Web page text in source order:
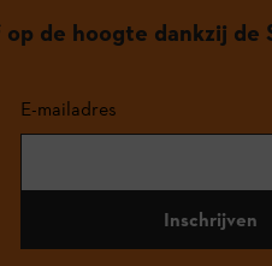
de hoogte dankzij de
E-mailadres
Inschrijven